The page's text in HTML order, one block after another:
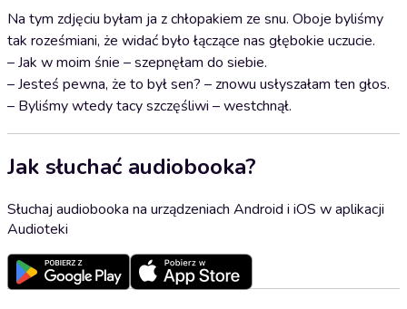
Na tym zdjęciu byłam ja z chłopakiem ze snu. Oboje byliśmy
tak roześmiani, że widać było łączące nas głębokie uczucie.
– Jak w moim śnie – szepnęłam do siebie.
– Jesteś pewna, że to był sen? – znowu usłyszałam ten głos.
– Byliśmy wtedy tacy szczęśliwi – westchnął.
Jak słuchać audiobooka?
Słuchaj audiobooka na urządzeniach Android i iOS w aplikacji
Audioteki